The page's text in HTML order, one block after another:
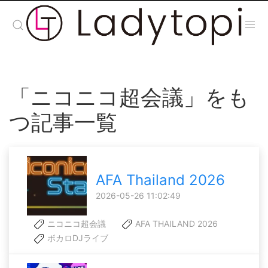
「ニコニコ超会議」をも
つ記事一覧
AFA Thailand 2026
2026-05-26 11:02:49
ニコニコ超会議
AFA THAILAND 2026
ボカロDJライブ